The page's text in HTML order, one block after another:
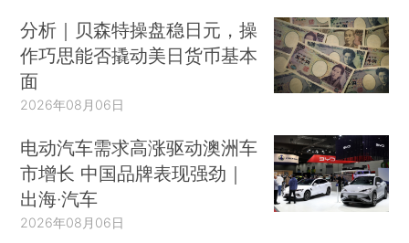
分析｜贝森特操盘稳日元，操
作巧思能否撬动美日货币基本
面
2026年08月06日
电动汽车需求高涨驱动澳洲车
市增长 中国品牌表现强劲｜
出海·汽车
2026年08月06日